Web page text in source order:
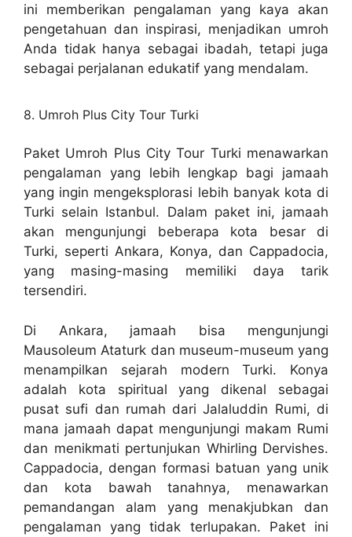
ini memberikan pengalaman yang kaya akan
pengetahuan dan inspirasi, menjadikan umroh
Anda tidak hanya sebagai ibadah, tetapi juga
sebagai perjalanan edukatif yang mendalam.
8. Umroh Plus City Tour Turki
Paket Umroh Plus City Tour Turki menawarkan
pengalaman yang lebih lengkap bagi jamaah
yang ingin mengeksplorasi lebih banyak kota di
Turki selain Istanbul. Dalam paket ini, jamaah
akan mengunjungi beberapa kota besar di
Turki, seperti Ankara, Konya, dan Cappadocia,
yang masing-masing memiliki daya tarik
tersendiri.
Di Ankara, jamaah bisa mengunjungi
Mausoleum Ataturk dan museum-museum yang
menampilkan sejarah modern Turki. Konya
adalah kota spiritual yang dikenal sebagai
pusat sufi dan rumah dari Jalaluddin Rumi, di
mana jamaah dapat mengunjungi makam Rumi
dan menikmati pertunjukan Whirling Dervishes.
Cappadocia, dengan formasi batuan yang unik
dan kota bawah tanahnya, menawarkan
pemandangan alam yang menakjubkan dan
pengalaman yang tidak terlupakan. Paket ini